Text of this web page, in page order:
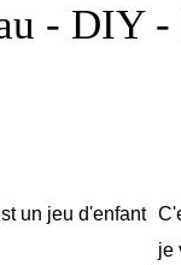
- DIY
je